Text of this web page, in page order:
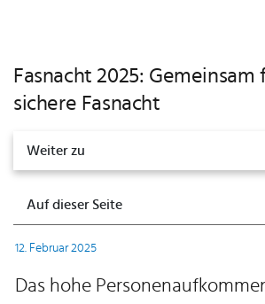
Fasnacht 2025: Gemeinsam
sichere Fasnacht
12. Februar 2025
Das hohe
Weiter zu
Auf dieser Seite